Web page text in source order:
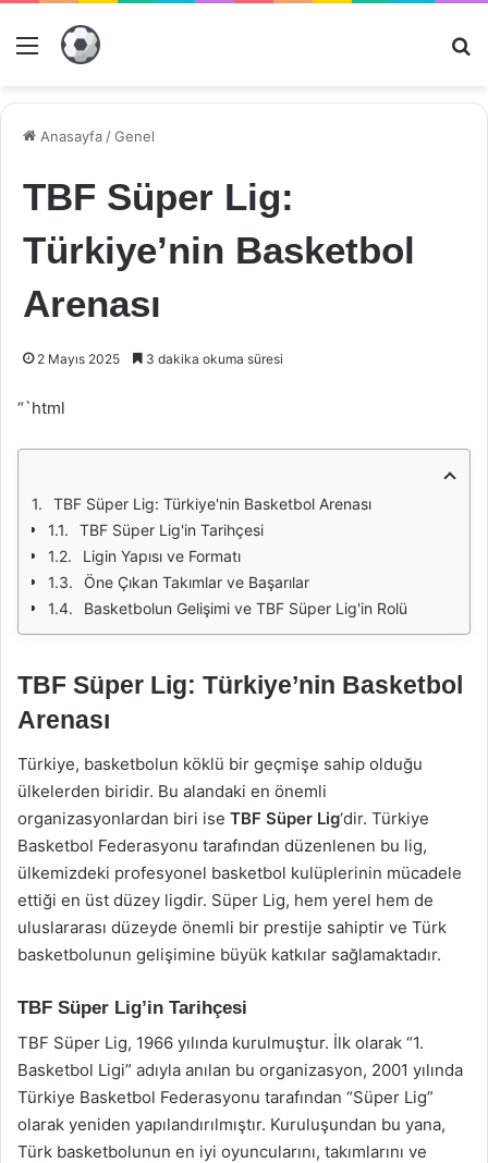
Menü
Anasayfa /Genel
TBF Süper Lig:
Türkiye’nin Basketbol
Arenası
2 Mayıs 2025 3 dakika okuma süresi
“`html
TBF Süper Lig: Türkiye'nin Basketbol Arenası
TBF Süper Lig'in Tarihçesi
Ligin Yapısı ve Formatı
Öne Çıkan Takımlar ve Başarılar
Basketbolun Gelişimi ve TBF Süper Lig'in Rolü
TBF Süper Lig: Türkiye’nin Basketbol
Arenası
Türkiye, basketbolun köklü bir geçmişe sahip olduğu
ülkelerden biridir. Bu alandaki en önemli
organizasyonlardan biri ise TBF Süper Lig‘dir. Türkiye
Basketbol Federasyonu tarafından düzenlenen bu lig,
ülkemizdeki profesyonel basketbol kulüplerinin mücadele
ettiği en üst düzey ligdir. Süper Lig, hem yerel hem de
uluslararası düzeyde önemli bir prestije sahiptir ve Türk
basketbolunun gelişimine büyük katkılar sağlamaktadır.
TBF Süper Lig’in Tarihçesi
TBF Süper Lig, 1966 yılında kurulmuştur. İlk olarak “1.
Basketbol Ligi” adıyla anılan bu organizasyon, 2001 yılında
Türkiye Basketbol Federasyonu tarafından “Süper Lig”
olarak yeniden yapılandırılmıştır. Kuruluşundan bu yana,
Türk basketbolunun en iyi oyuncularını, takımlarını ve